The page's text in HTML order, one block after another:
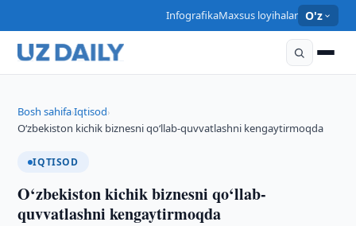
InfografikaMaxsus loyihalar O'z
Bosh sahifa›Iqtisod›
O‘zbekiston kichik biznesni qo‘llab-quvvatlashni kengaytirmoqda
IQTISOD
O‘zbekiston kichik biznesni qo‘llab-
quvvatlashni kengaytirmoqda